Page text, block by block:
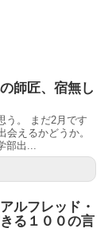
師匠、宿無し
う。 まだ2月です
会えるかどうか。
出...
ルフレッド・
る１００の言